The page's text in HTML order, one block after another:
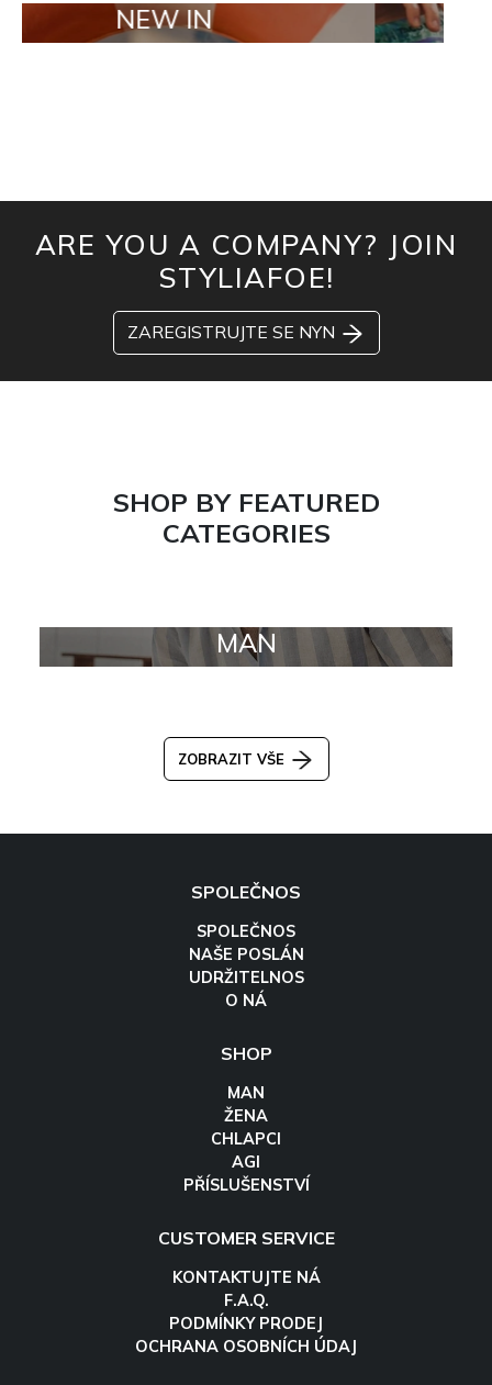
NEW IN TAILOR
ARE YOU A COMPANY? JOIN
STYLIAFOE!
ZAREGISTRUJTE SE NYN
SHOP BY FEATURED
CATEGORIES
MAN
ZOBRAZIT VŠE
SPOLEČNOS
SPOLEČNOS
NAŠE POSLÁN
UDRŽITELNOS
O NÁ
SHOP
MAN
ŽENA
CHLAPCI
AGI
PŘÍSLUŠENSTVÍ
CUSTOMER SERVICE
KONTAKTUJTE NÁ
F.A.Q.
PODMÍNKY PRODEJ
OCHRANA OSOBNÍCH ÚDAJ